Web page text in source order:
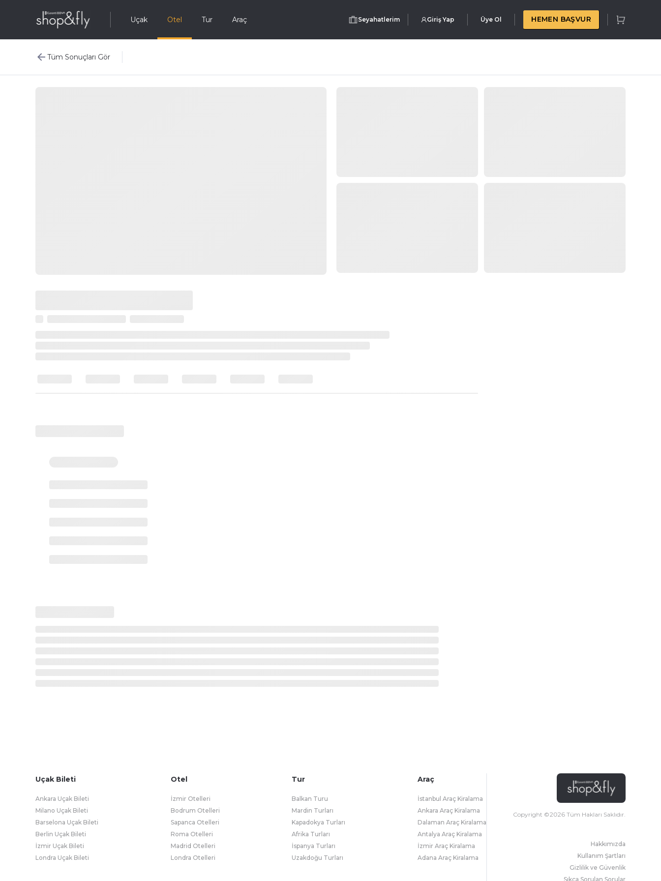
Uçak Otel Tur Araç Seyahatlerim Giriş Yap Üye Ol HEMEN BAŞVUR
Tüm Sonuçları Gör
Uçak Bileti
Ankara Uçak Bileti
Milano Uçak Bileti
Barselona Uçak Bileti
Berlin Uçak Bileti
İzmir Uçak Bileti
Londra Uçak Bileti
Otel
İzmir Otelleri
Bodrum Otelleri
Sapanca Otelleri
Roma Otelleri
Madrid Otelleri
Londra Otelleri
Tur
Balkan Turu
Mardin Turları
Kapadokya Turları
Afrika Turları
İspanya Turları
Uzakdoğu Turları
Araç
İstanbul Araç Kiralama
Ankara Araç Kiralama
Dalaman Araç Kiralama
Antalya Araç Kiralama
İzmir Araç Kiralama
Adana Araç Kiralama
Copyright ©2026 Tüm Hakları Saklıdır.
Hakkımızda
Kullanım Şartları
Gizlilik ve Güvenlik
Sıkça Sorulan Sorular